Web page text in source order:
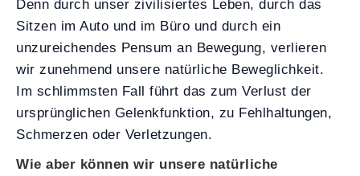
Denn durch unser zivilisiertes Leben, durch das
Sitzen im Auto und im Büro und durch ein
unzureichendes Pensum an Bewegung, verlieren
wir zunehmend unsere natürliche Beweglichkeit.
Im schlimmsten Fall führt das zum Verlust der
ursprünglichen Gelenkfunktion, zu Fehlhaltungen,
Schmerzen oder Verletzungen.
Wie aber können wir unsere natürliche